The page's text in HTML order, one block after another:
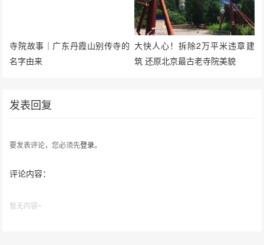
寺院故事｜广东丹霞山别传寺的
名字由来
大快人心！拆除2万平米违章建
筑 还原北京最古老寺院美貌
发表回复
要发表评论，您必须先登录。
评论内容：
暂无内容~